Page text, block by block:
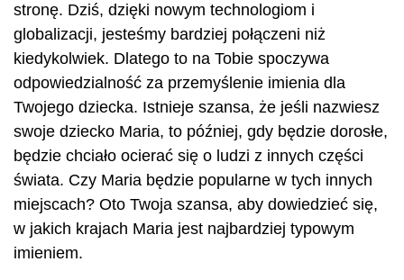
stronę. Dziś, dzięki nowym technologiom i
globalizacji, jesteśmy bardziej połączeni niż
kiedykolwiek. Dlatego to na Tobie spoczywa
odpowiedzialność za przemyślenie imienia dla
Twojego dziecka. Istnieje szansa, że jeśli nazwiesz
swoje dziecko Maria, to później, gdy będzie dorosłe,
będzie chciało ocierać się o ludzi z innych części
świata. Czy Maria będzie popularne w tych innych
miejscach? Oto Twoja szansa, aby dowiedzieć się,
w jakich krajach Maria jest najbardziej typowym
imieniem.